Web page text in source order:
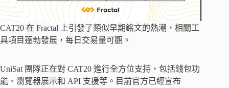
CAT20 在 Fractal 上引發了類似早期銘文的熱潮，相關工
具項目蓬勃發展，每日交易量可觀。
UniSat 團隊正在對 CAT20 進行全方位支持，包括錢包功
能、瀏覽器展示和 API 支援等。目前官方已經宣布